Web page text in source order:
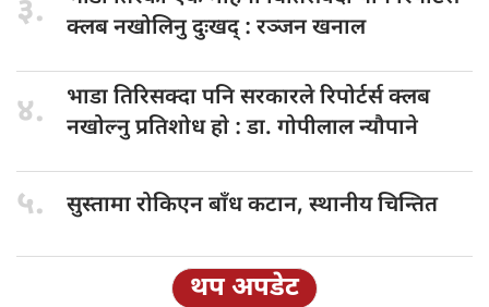
३.
क्लब नखोलिनु दुःखद् : रञ्जन खनाल
४. भाडा तिरिसक्दापनि सरकारले रिपोर्टर्स क्लब
नखोल्नु प्रतिशोध हाे : डा‍‍‍. गोपीलाल न्यौपाने
५. सुस्तामा रोकिएनबाँध कटान, स्थानीय चिन्तित
थप अपडेट